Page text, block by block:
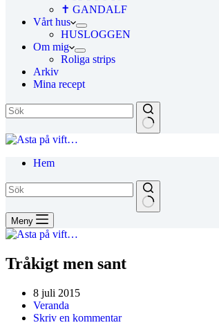
✝ GANDALF
Vårt hus
HUSLOGGEN
Om mig
Roliga strips
Arkiv
Mina recept
Hem
Meny
Tråkigt men sant
8 juli 2015
Veranda
Skriv en kommentar